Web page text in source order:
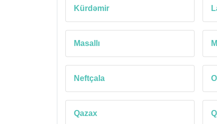
Kürdəmir
Masallı
Neftçala
Qazax